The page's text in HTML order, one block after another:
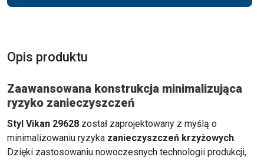
Opis produktu
Zaawansowana konstrukcja minimalizująca
ryzyko zanieczyszczeń
Styl Vikan 29628 został zaprojektowany z myślą o
minimalizowaniu ryzyka zanieczyszczeń krzyżowych.
Dzięki zastosowaniu nowoczesnych technologii produkcji,